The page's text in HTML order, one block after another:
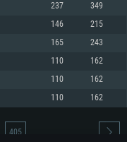
라이버를 지원하는 NVIDIA
며 최신 그래픽 드라이버를
원 해상도 720p) 이상
237 349
146 215
165 243
110 162
110 162
110 162
405